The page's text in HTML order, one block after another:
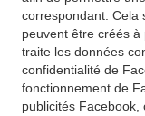
correspondant. Cela
peuvent être créés
traite les données
confidentialité de
fonctionnement de
publicités Facebook,